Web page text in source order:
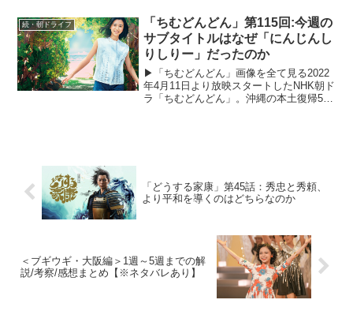
をモデルにオリジナルストーリーで描く
本作。小さい頃か...
続・朝ドライフ
「ちむどんどん」第115回:今週の
サブタイトルはなぜ「にんじんし
りしりー」だったのか
▶「ちむどんどん」画像を全て見る2022
年4月11日より放映スタートしたNHK朝ド
ラ「ちむどんどん」。沖縄の本土復帰50
「どうする家康」第45話：秀忠と秀頼、
より平和を導くのはどちらなのか
＜ブギウギ・大阪編＞1週～5週までの解
説/考察/感想まとめ【※ネタバレあり】